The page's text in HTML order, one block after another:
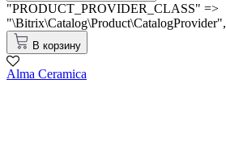
"PRODUCT_PROVIDER_CLASS" =>
"\Bitrix\Catalog\Product\CatalogProvider",
В корзину
Alma Ceramica